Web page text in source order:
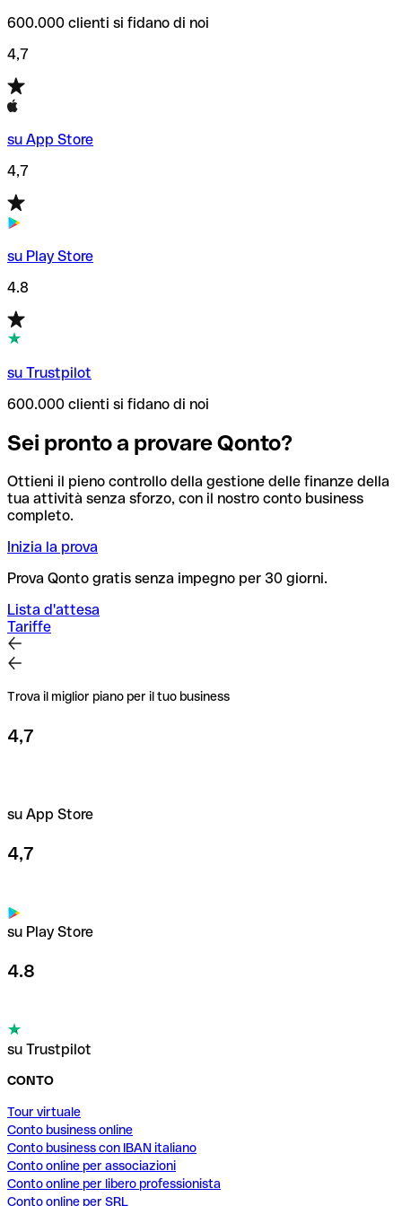
600.000 clienti si fidano di noi
4,7
su App Store
4,7
su Play Store
4.8
su Trustpilot
600.000 clienti si fidano di noi
Sei pronto a provare Qonto?
Ottieni il pieno controllo della gestione delle finanze della
tua attività senza sforzo, con il nostro conto business
completo.
Inizia la prova
Prova Qonto gratis senza impegno per 30 giorni.
Lista d'attesa
Tariffe
Trova il miglior piano per il tuo business
4,7
su App Store
4,7
su Play Store
4.8
su Trustpilot
CONTO
Tour virtuale
Conto business online
Conto business con IBAN italiano
Conto online per associazioni
Conto online per libero professionista
Conto online per SRL